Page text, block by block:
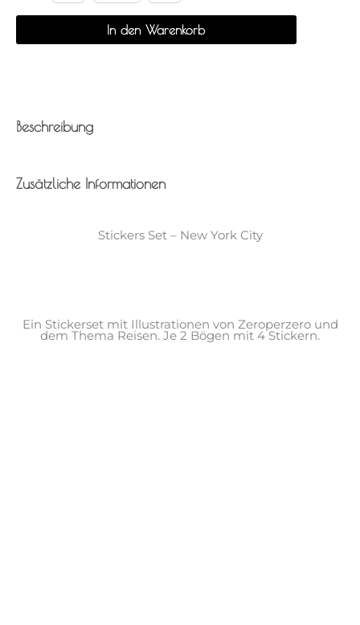
York
In den Warenkorb
Beschreibung
Zusätzliche Informationen
Stickers Set – New York City
Ein Stickerset mit Illustrationen von Zeroperzero und
dem Thema Reisen. Je 2 Bögen mit 4 Stickern.